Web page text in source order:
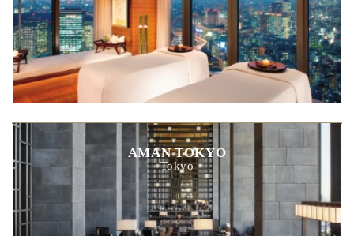
AMAN TOKYO
Tokyo